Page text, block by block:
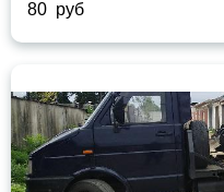
80 руб